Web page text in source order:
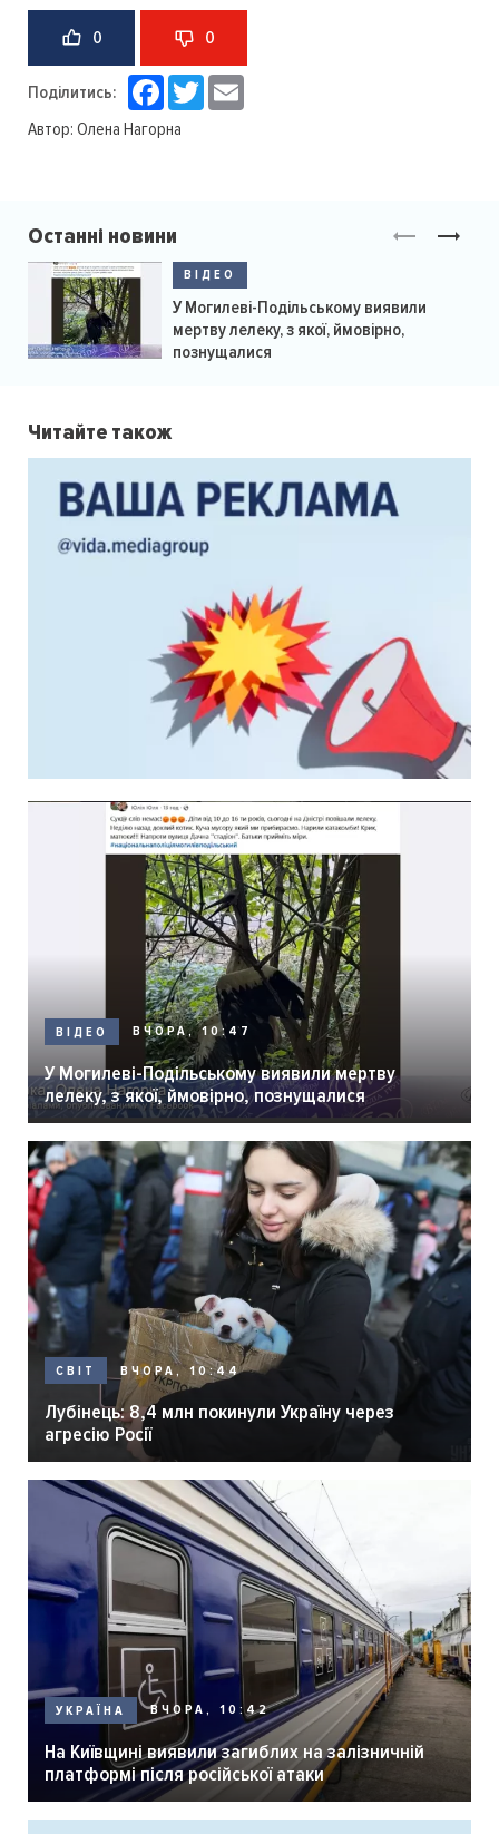
0 0
Поділитись: Facebook
Twitter
Автор: Олена Нагорна
Останні новини
ВІДЕО
У Могилеві-Подільському виявили
мертву лелеку, з якої, ймовірно,
познущалися
Читайте також
ВІДЕО ВЧОРА, 10:47
У Могилеві-Подільському виявили мертву
лелеку, з якої, ймовірно, познущалися
СВІТ ВЧОРА, 10:44
Лубінець: 8,4 млн покинули Україну через
агресію Росії
УКРАЇНА ВЧОРА, 10:42
На Київщині виявили загиблих на залізничній
платформі після російської атаки